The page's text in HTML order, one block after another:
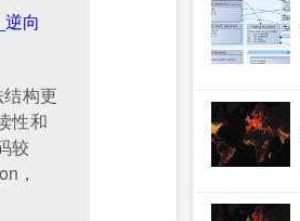
构更
性和
较
，